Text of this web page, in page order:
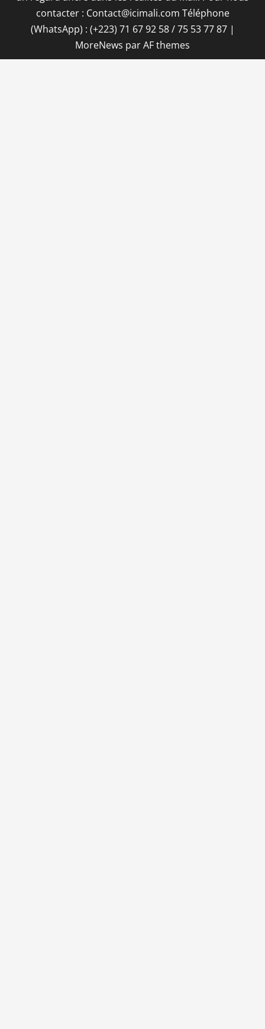
contacter : Contact@icimali.com Téléphone
(WhatsApp) : (+223) 71 67 92 58 / 75 53 77 87 |
MoreNews par AF themes